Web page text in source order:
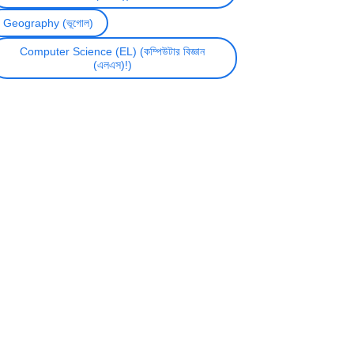
Geography (ভূগোল)
Computer Science (EL) (কম্পিউটার বিজ্ঞান
(এলএস)!)